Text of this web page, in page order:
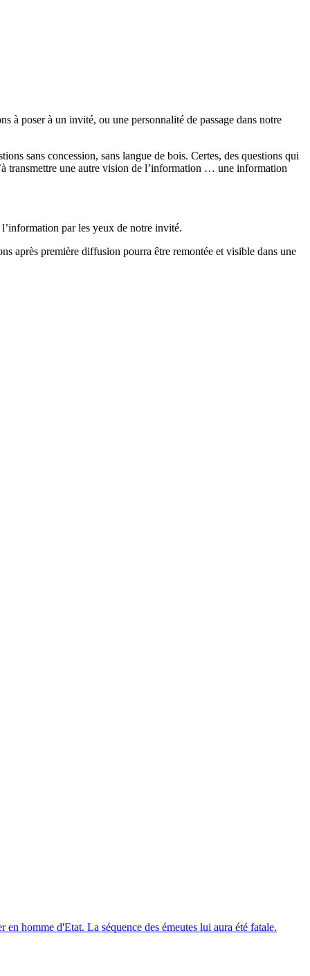
à poser à un invité, ou une personnalité de passage dans notre
sans concession, sans langue de bois. Certes, des questions qui
transmettre une autre vision de l’information … une information
par les yeux de notre invité.
après première diffusion pourra être remontée et visible dans une